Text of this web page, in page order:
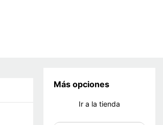
Más opciones
Ir a la tienda